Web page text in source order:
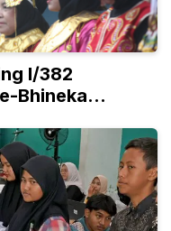
I/382
Bhineka